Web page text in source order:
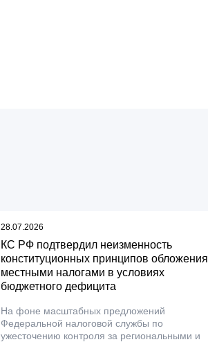
28.07.2026
КС РФ подтвердил неизменность
конституционных принципов обложения
местными налогами в условиях
бюджетного дефицита
На фоне масштабных предложений
Федеральной налоговой службы по
ужесточению контроля за региональными и